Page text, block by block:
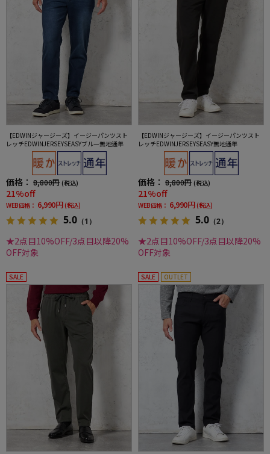
【EDWINジャージーズ】イージーパンツスト
レッチEDWINJERSEYSEASYブルー無地通年
価格： 8,800円 (税込)
21%off
WEB価格： 6,990円 (税込)
5.0 （1）
★2点目10%OFF/3点目以降20%
OFF対象
【EDWINジャージーズ】イージーパンツスト
レッチEDWINJERSEYSEASY無地通年
価格： 8,800円 (税込)
21%off
WEB価格： 6,990円 (税込)
5.0 （2）
★2点目10%OFF/3点目以降20%
OFF対象
SALE SALE OUTLET